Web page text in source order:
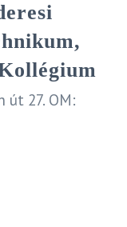
út 27. OM: